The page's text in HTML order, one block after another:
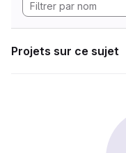
Projets sur ce sujet